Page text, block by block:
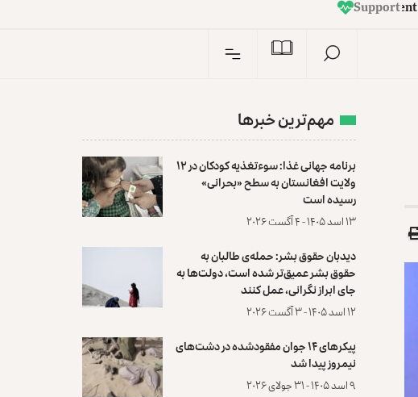
t
n
e
d
n
e
p
e
d
n
I
مهم‌ترین خبرها
برنامه جهانی غذا: سوءتغذیه کودکان در ۱۲
ولایت افغانستان به سطح «بحرانی»
رسیده است
۱۳ اسد ۱۴۰۵ - ۴ آگست ۲۰۲۶
دیدبان حقوق بشر: حمله‌ی طالبان به
حقوق بشر عمیق‌تر شده است، دولت‌ها به
جای ابراز نگرانی، عمل کنند
۱۲ اسد ۱۴۰۵ - ۳ آگست ۲۰۲۶
پیکرهای ۱۴ جوان مفقودشده در دشت‌های
نیمروز پیدا شد
۹ اسد ۱۴۰۵ - ۳۱ جولای ۲۰۲۶